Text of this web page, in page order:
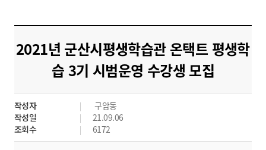
도
시
군
산
2021년 군산시평생학습관 온택트 평생학
습 3기 시범운영 수강생 모집
작성자
구암동
작성일
21.09.06
조회수
6172